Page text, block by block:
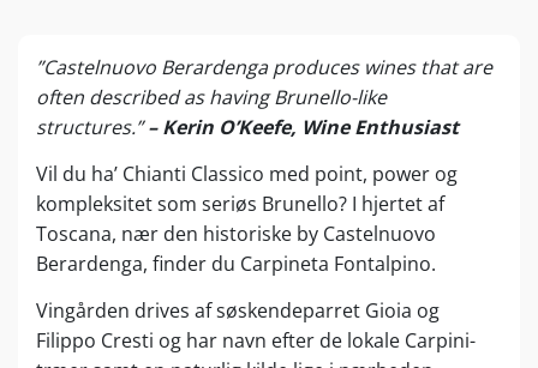
”Castelnuovo Berardenga produces wines that are
often described as having Brunello-like
structures.”– Kerin O’Keefe, Wine Enthusiast
Vil du ha’ Chianti Classico med point, power og
kompleksitet som seriøs Brunello? I hjertet af
Toscana, nær den historiske by Castelnuovo
Berardenga, finder du Carpineta Fontalpino.
Vingården drives af søskendeparret Gioia og
Filippo Cresti og har navn efter de lokale Carpini-